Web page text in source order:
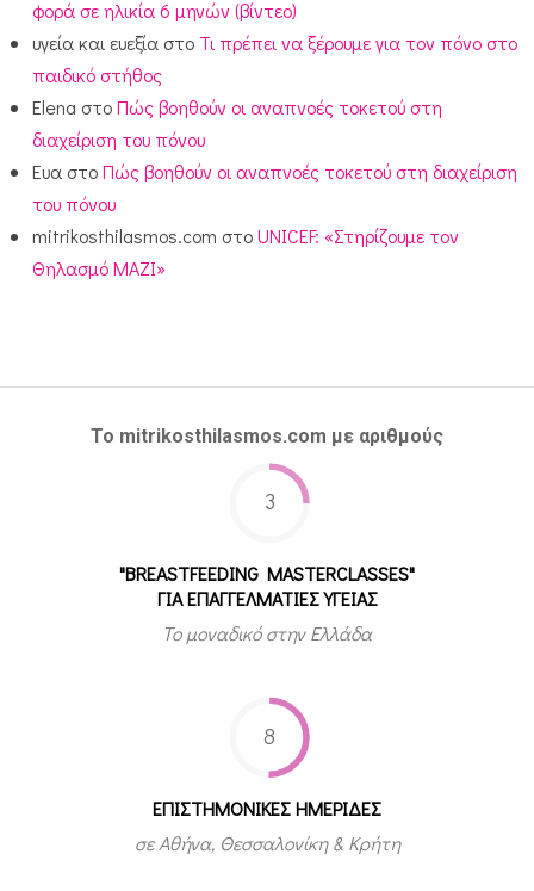
φορά σε ηλικία 6 μηνών (βίντεο)
υγεία και ευεξία στο Τι πρέπει να ξέρουμε για τον πόνο στο
παιδικό στήθος
Elena στοΠώς βοηθούν οι αναπνοές τοκετού στη
διαχείριση του πόνου
Ευα στοΠώς βοηθούν οι αναπνοές τοκετού στη διαχείριση
του πόνου
mitrikosthilasmos.com στοUNICEF: «Στηρίζουμε τον
Θηλασμό ΜΑΖΙ»
Το mitrikosthilasmos.com με αριθμούς
3
"BREASTFEEDING MASTERCLASSES"
ΓΙΑ ΕΠΑΓΓΕΛΜΑΤΙΕΣ ΥΓΕΙΑΣ
Το μοναδικό στην Ελλάδα
8
ΕΠΙΣΤΗΜΟΝΙΚΕΣ ΗΜΕΡΙΔΕΣ
σε Αθήνα, Θεσσαλονίκη & Κρήτη